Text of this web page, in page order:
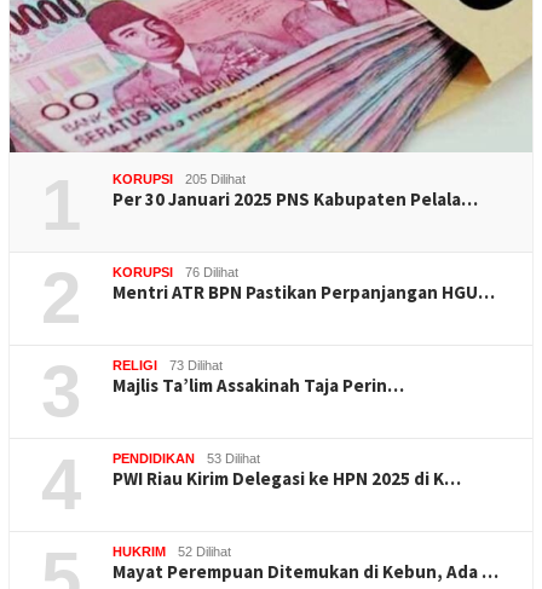
1 KORUPSI 205 Dilihat
Per 30 Januari 2025 PNS Kabupaten Pelala…
2 KORUPSI 76 Dilihat
Mentri ATR BPN Pastikan Perpanjangan HGU…
3 RELIGI 73 Dilihat
Majlis Ta’lim Assakinah Taja Perin…
4 PENDIDIKAN 53 Dilihat
PWI Riau Kirim Delegasi ke HPN 2025 di K…
HUKRIM 52 Dilihat
Mayat Perempuan Ditemukan di Kebun, Ada …